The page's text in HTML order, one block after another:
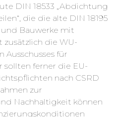
DIN 18533 „Abdichtung
die die alte DIN 18195
Bauwerke mit
zusätzlich die WU-
Ausschusses für
ferner die EU-
nach CSRD
zur
Nachhaltigkeit können